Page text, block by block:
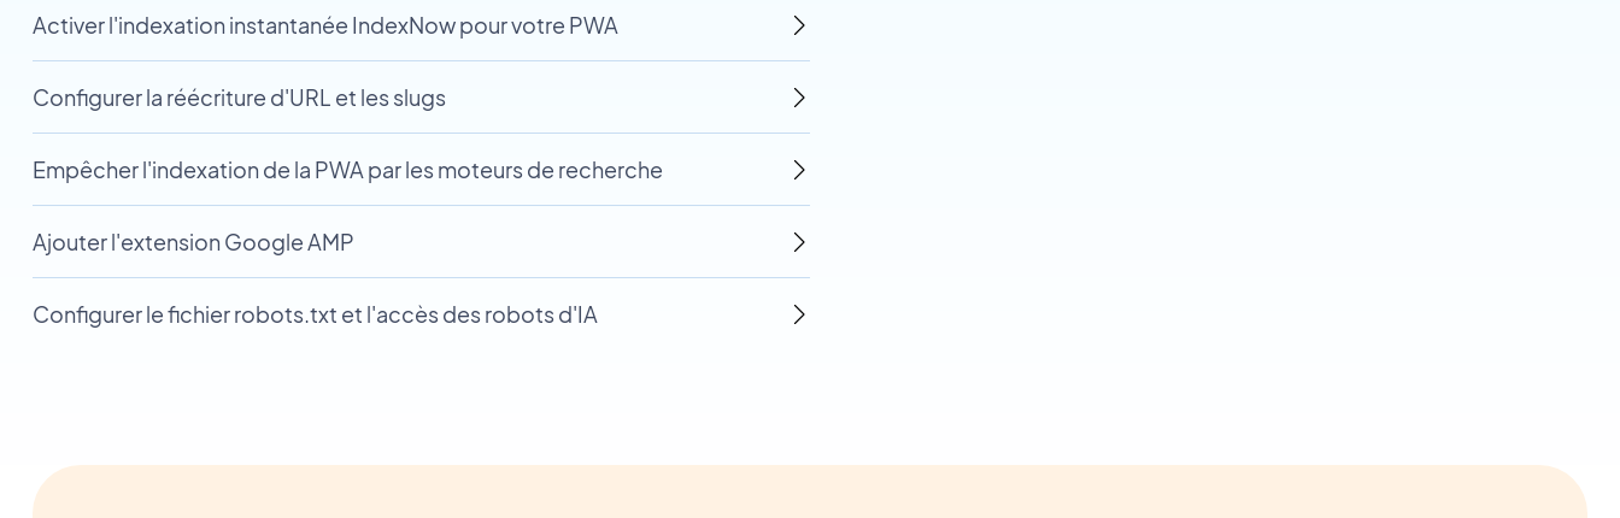
Activer l'indexation instantanée IndexNow pour votre PWA
Configurer la réécriture d'URL et les slugs
Empêcher l'indexation de la PWA par les moteurs de recherche
Ajouter l'extension Google AMP
Configurer le fichier robots.txt et l'accès des robots d'IA